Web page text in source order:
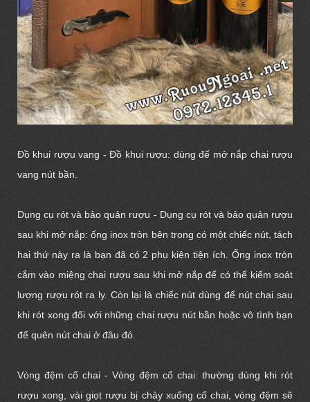
Đồ khui rượu vang - Đồ khui rượu: dùng để mở nắp chai rượu
vang nút bần.
Dụng cụ rót và bảo quản rượu - Dụng cụ rót và bảo quản rượu
sau khi mở nắp: ống inox tròn bên trong có một chiếc nút, tách
hai thứ này ra là bạn đã có 2 phụ kiện tiện ích. Ống inox tròn
cắm vào miệng chai rượu sau khi mở nắp để có thể kiểm soát
lượng rượu rót ra ly. Còn lại là chiếc nút dùng để nút chai sau
khi rót xong đối với những chai rượu nút bần hoặc vô tình bạn
để quên nút chai ở đâu đó.
Vòng đệm cổ chai - Vòng đệm cổ chai: thường dùng khi rót
rượu xong, vài giọt rượu bị chảy xuống cổ chai, vòng đệm sẽ